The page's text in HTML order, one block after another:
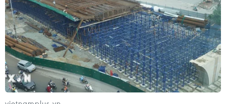
ba đối tượng gồm: Đoàn Minh Lai (sinh năm
1997), Đoàn Minh Thuận (sinh năm 1991), Trần
Văn Hữu (sinh năm 1975), cùng ngụ xã Hảo
Đước, huyện Châu Thành để làm rõ hành vi
tham gia đánh bạc./.
(TTXVN/Vietnam+)